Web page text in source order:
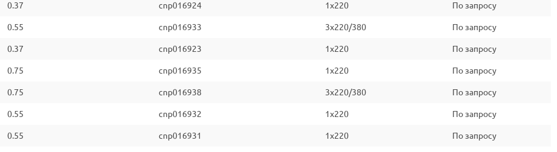
0.37 cnp016924 1x220 По запросу
0.55 cnp016933 3x220/380 По запросу
0.37 cnp016923 1x220 По запросу
0.75 cnp016935 1x220 По запросу
0.75 cnp016938 3x220/380 По запросу
0.55 cnp016932 1x220 По запросу
0.55 cnp016931 1x220 По запросу